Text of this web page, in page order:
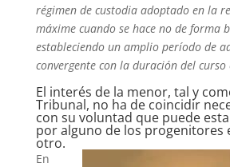
régimen de custodia adoptado en la
máxime cuando se hace no de forma
estableciendo un amplio período de
convergente con la duración del curso
El interés de la menor, tal y
Tribunal, no ha de coincidir
con su voluntad que puede
por alguno de los progenitores
otro.
En